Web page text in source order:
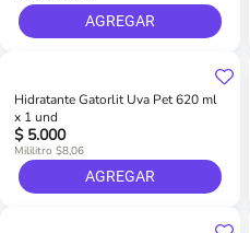
AGREGAR
Hidratante Gatorlit Uva Pet 620 ml
x 1 und
$ 5.000
Mililitro $8,06
AGREGAR